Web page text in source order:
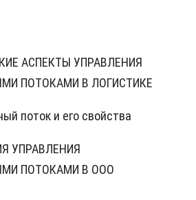
АСПЕКТЫ УПРАВЛЕНИЯ
ПОТОКАМИ В ЛОГИСТИКЕ
поток и его свойства
УПРАВЛЕНИЯ
ПОТОКАМИ В ООО